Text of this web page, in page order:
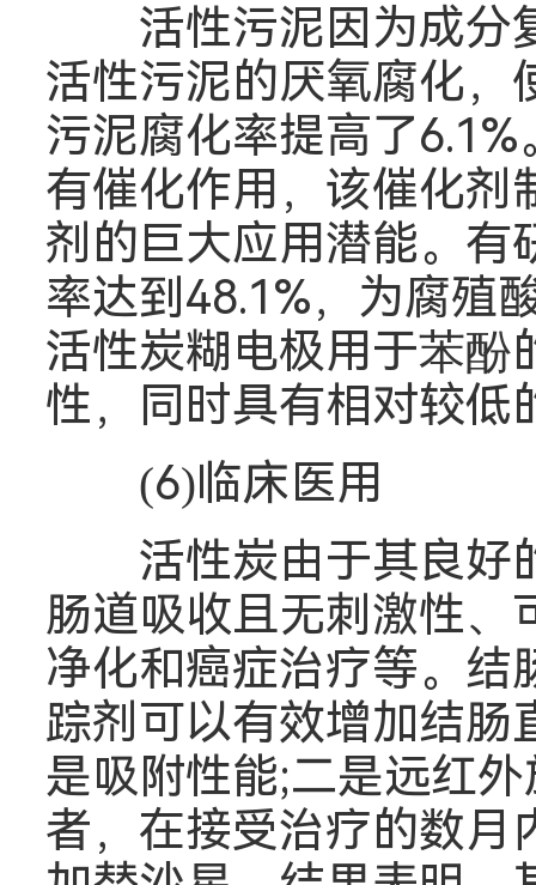
活性污泥因为成分复
活性污泥的厌氧腐化，
污泥腐化率提高了
有催化作用，该催化剂
剂的巨大应用潜能。有
率达到48.1%，为腐殖
活性炭糊电极用于苯酚
性，同时具有相对较低
(6)临床医用
活性炭由于其良好的
肠道吸收且无刺激性、
净化和癌症治疗等。结
踪剂可以有效增加结肠
是吸附性能;二是远红
者，在接受治疗的数月